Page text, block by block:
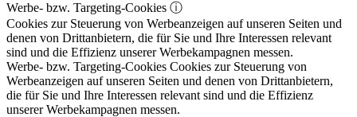
Werbe- bzw. Targeting-Cookies ⓘ
Cookies zur Steuerung von Werbeanzeigen auf unseren Seiten und
denen von Drittanbietern, die für Sie und Ihre Interessen relevant
sind und die Effizienz unserer Werbekampagnen messen.
Werbe- bzw. Targeting-Cookies Cookies zur Steuerung von
Werbeanzeigen auf unseren Seiten und denen von Drittanbietern,
die für Sie und Ihre Interessen relevant sind und die Effizienz
unserer Werbekampagnen messen.